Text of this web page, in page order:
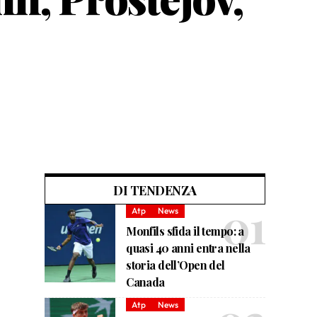
DI TENDENZA
Atp News
Monfils sfida il tempo: a
quasi 40 anni entra nella
storia dell’Open del
Canada
Atp News